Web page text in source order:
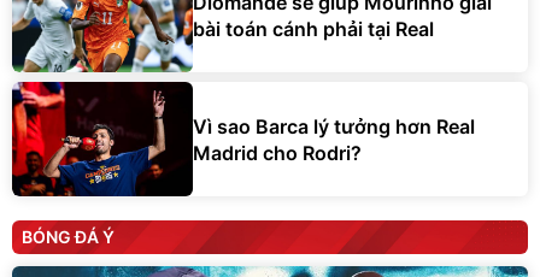
bài toán cánh phải tại Real
Vì sao Barca lý tưởng hơn Real
Madrid cho Rodri?
BÓNG ĐÁ Ý